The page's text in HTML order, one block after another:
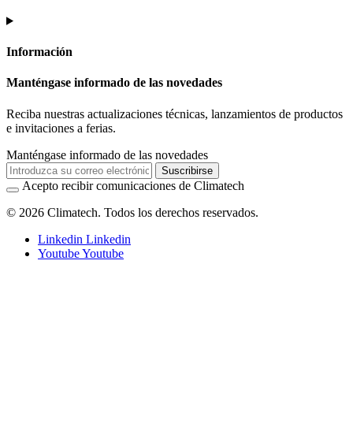
Información
Manténgase informado de las novedades
Reciba nuestras actualizaciones técnicas, lanzamientos de productos
e invitaciones a ferias.
Manténgase informado de las novedades
Suscribirse
Acepto recibir comunicaciones de Climatech
© 2026 Climatech. Todos los derechos reservados.
Linkedin Linkedin
YoutubeYoutube